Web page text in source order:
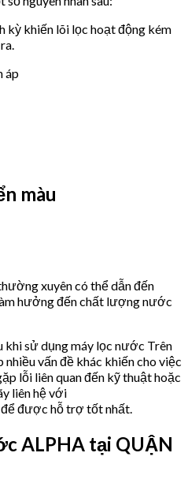
kỳ khiến lõi lọc hoạt động kém
áp
màu
xuyên có thể dẫn đến
hưởng đến chất lượng nước
khi sử dụng máy lọc nước Trên
vấn đề khác khiến cho việc
lỗi liên quan đến kỹ thuật hoặc
liên hệ với
để được hỗ trợ tốt nhất.
ALPHA tại QUẬN